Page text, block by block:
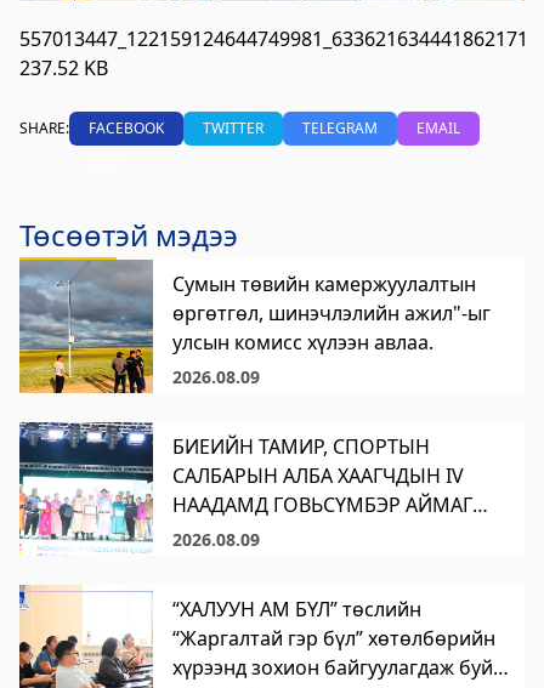
237.52 KB
SHARE: FACEBOOK TWITTER TELEGRAM
EMAIL
Төсөөтэй мэдээ
Сумын төвийн камержуулалтын
өргөтгөл, шинэчлэлийн ажил"-ыг
улсын комисс хүлээн авлаа.
2026.08.09
БИЕИЙН ТАМИР, СПОРТЫН
САЛБАРЫН АЛБА ХААГЧДЫН IV
НААДАМД ГОВЬСҮМБЭР АЙМАГ
АМЖИЛТТАЙ ОРОЛЦЛОО
2026.08.09
“ХАЛУУН АМ БҮЛ” төслийн
“Жаргалтай гэр бүл” хөтөлбөрийн
хүрээнд зохион байгуулагдаж буй